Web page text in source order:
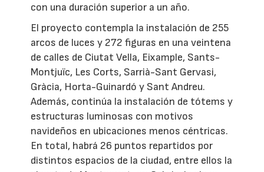
con una duración superior a un año.
El proyecto contempla la instalación de 255
arcos de luces y 272 figuras en una veintena
de calles de Ciutat Vella, Eixample, Sants-
Montjuïc, Les Corts, Sarrià-Sant Gervasi,
Gràcia, Horta-Guinardó y Sant Andreu.
Además, continúa la instalación de tótems y
estructuras luminosas con motivos
navideños en ubicaciones menos céntricas.
En total, habrá 26 puntos repartidos por
distintos espacios de la ciudad, entre ellos la